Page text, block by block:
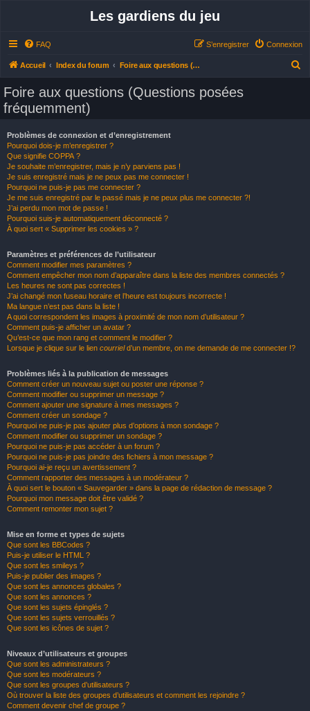
Les gardiens du jeu
FAQ Connexion
S’enregistrer
Accueil Index du forum Foire aux questions (Questions posées fréquemment)
Foire aux questions (Questions posées
fréquemment)
Problèmes de connexion et d’enregistrement
Pourquoi dois-je m’enregistrer ?
Que signifie COPPA ?
Je souhaite m’enregistrer, mais je n’y parviens pas !
Je suis enregistré mais je ne peux pas me connecter !
Pourquoi ne puis-je pas me connecter ?
Je me suis enregistré par le passé mais je ne peux plus me connecter ?!
J’ai perdu mon mot de passe !
Pourquoi suis-je automatiquement déconnecté ?
À quoi sert « Supprimer les cookies » ?
Paramètres et préférences de l’utilisateur
Comment modifier mes paramètres ?
Comment empêcher mon nom d’apparaître dans la liste des membres connectés ?
Les heures ne sont pas correctes !
J’ai changé mon fuseau horaire et l’heure est toujours incorrecte !
Ma langue n’est pas dans la liste !
A quoi correspondent les images à proximité de mon nom d’utilisateur ?
Comment puis-je afficher un avatar ?
Qu’est-ce que mon rang et comment le modifier ?
Lorsque je clique sur le lien courrield’un membre, on me demande de me connecter !?
Problèmes liés à la publication de messages
Comment créer un nouveau sujet ou poster une réponse ?
Comment modifier ou supprimer un message ?
Comment ajouter une signature à mes messages ?
Comment créer un sondage ?
Pourquoi ne puis-je pas ajouter plus d’options à mon sondage ?
Comment modifier ou supprimer un sondage ?
Pourquoi ne puis-je pas accéder à un forum ?
Pourquoi ne puis-je pas joindre des fichiers à mon message ?
Pourquoi ai-je reçu un avertissement ?
Comment rapporter des messages à un modérateur ?
À quoi sert le bouton « Sauvegarder » dans la page de rédaction de message ?
Pourquoi mon message doit être validé ?
Comment remonter mon sujet ?
Mise en forme et types de sujets
Que sont les BBCodes ?
Puis-je utiliser le HTML ?
Que sont les smileys ?
Puis-je publier des images ?
Que sont les annonces globales ?
Que sont les annonces ?
Que sont les sujets épinglés ?
Que sont les sujets verrouillés ?
Que sont les icônes de sujet ?
Niveaux d’utilisateurs et groupes
Que sont les administrateurs ?
Que sont les modérateurs ?
Que sont les groupes d’utilisateurs ?
Où trouver la liste des groupes d’utilisateurs et comment les rejoindre ?
Comment devenir chef de groupe ?